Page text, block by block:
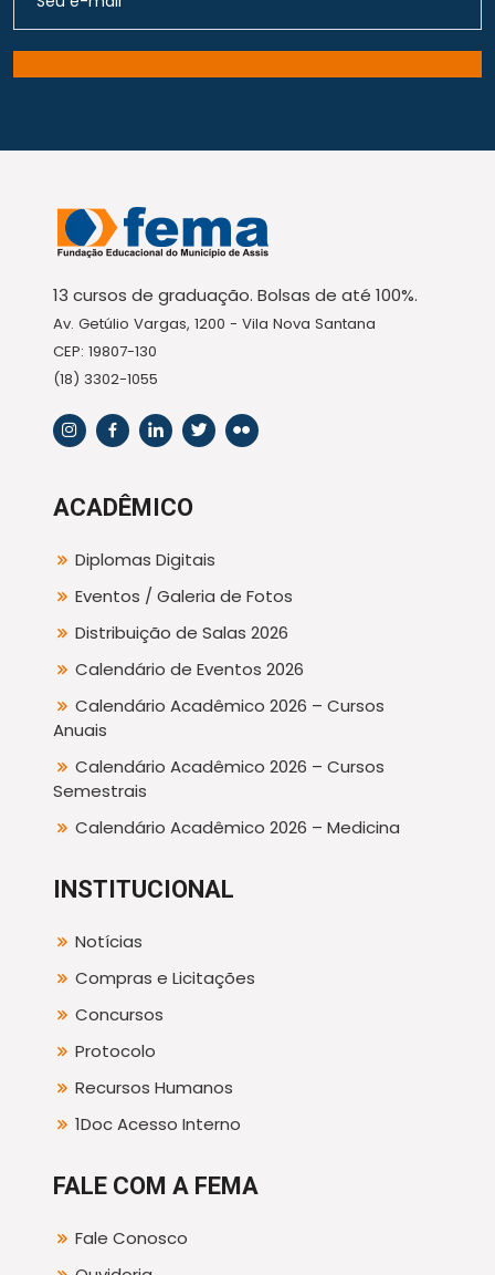
13 cursos de graduação. Bolsas de até 100%.
Av. Getúlio Vargas, 1200 - Vila Nova Santana
CEP: 19807-130
(18) 3302-1055
ACADÊMICO
Diplomas Digitais
Eventos / Galeria de Fotos
Distribuição de Salas 2026
Calendário de Eventos 2026
Calendário Acadêmico 2026 – Cursos
Anuais
Calendário Acadêmico 2026 – Cursos
Semestrais
Calendário Acadêmico 2026 – Medicina
INSTITUCIONAL
Notícias
Compras e Licitações
Concursos
Protocolo
Recursos Humanos
1Doc Acesso Interno
FALE COM A FEMA
Fale Conosco